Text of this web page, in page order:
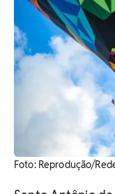
Foto: Reprodução/